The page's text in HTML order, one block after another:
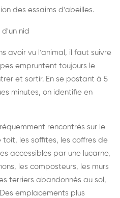
des essaims d'abeilles.
nid
avoir vu l'animal, il faut suivre
empruntent toujours le
et sortir. En se postant à 5
minutes, on identifie en
rencontrés sur le
les soffites, les coffres de
accessibles par une lucarne,
les composteurs, les murs
terriers abandonnés au sol,
emplacements plus